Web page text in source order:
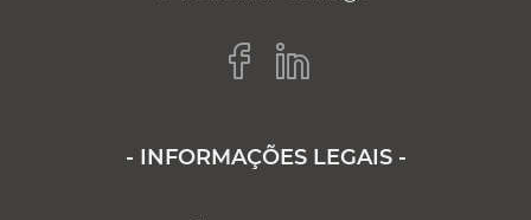
- INFORMAÇÕES LEGAIS -